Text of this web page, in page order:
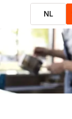
NL